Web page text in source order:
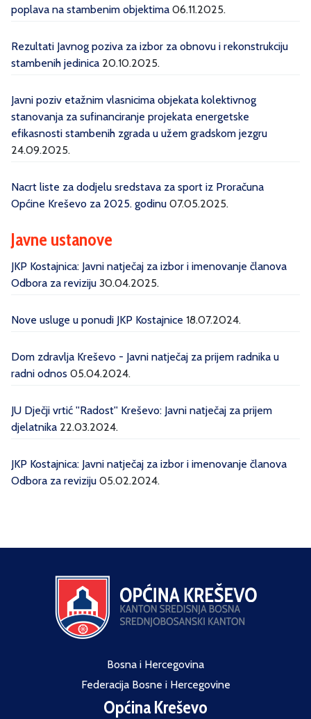
poplava na stambenim objektima 06.11.2025.
Rezultati Javnog poziva za izbor za obnovu i rekonstrukciju
stambenih jedinica 20.10.2025.
Javni poziv etažnim vlasnicima objekata kolektivnog
stanovanja za sufinanciranje projekata energetske
efikasnosti stambenih zgrada u užem gradskom jezgru
24.09.2025.
Nacrt liste za dodjelu sredstava za sport iz Proračuna
Općine Kreševo za 2025. godinu 07.05.2025.
Javne ustanove
JKP Kostajnica: Javni natječaj za izbor i imenovanje članova
Odbora za reviziju 30.04.2025.
Nove usluge u ponudi JKP Kostajnice 18.07.2024.
Dom zdravlja Kreševo - Javni natječaj za prijem radnika u
radni odnos 05.04.2024.
JU Dječji vrtić ''Radost'' Kreševo: Javni natječaj za prijem
djelatnika 22.03.2024.
JKP Kostajnica: Javni natječaj za izbor i imenovanje članova
Odbora za reviziju 05.02.2024.
Bosna i Hercegovina
Federacija Bosne i Hercegovine
Općina Kreševo